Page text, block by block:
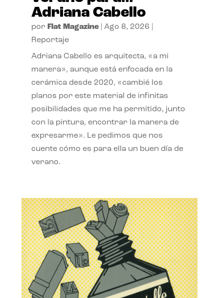
Adriana Cabello
por Flat Magazine| Ago 8, 2026
Reportaje
Adriana Cabello es arquitecta, «a mi
manera», aunque está enfocada en la
cerámica desde 2020, «cambié los
planos por este material de infinitas
posibilidades que me ha permitido, junto
con la pintura, encontrar la manera de
expresarme». Le pedimos que nos
cuente cómo es para ella un buen día de
verano.